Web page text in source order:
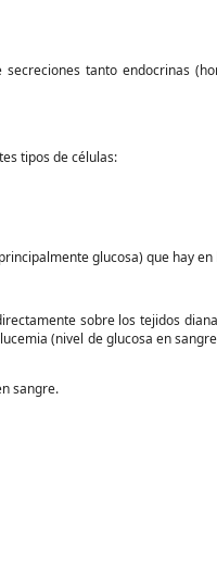
tanto endocrinas
tipos de células:
glucosa) que hay en
sobre los tejidos
(nivel de glucosa en
sangre.